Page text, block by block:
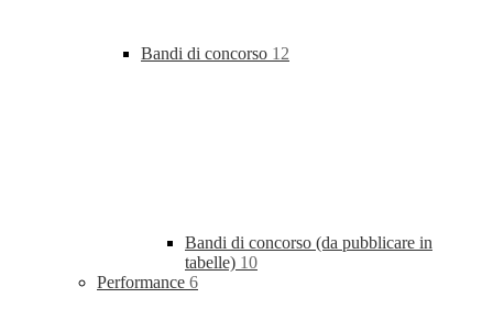
Bandi di concorso 12
Bandi di concorso (da pubblicare in
tabelle) 10
Performance 6